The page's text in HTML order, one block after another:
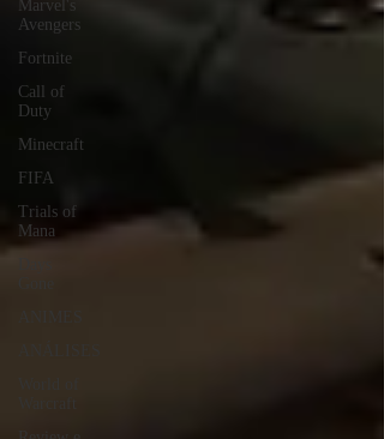
Marvel's
Avengers
Fortnite
Call of
Duty
Minecraft
FIFA
Trials of
Mana